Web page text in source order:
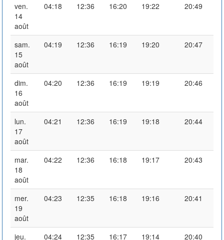
ven.
14
août
04:18 12:36 16:20 19:22 20:49
sam.
15
août
04:19 12:36 16:19 19:20 20:47
dim.
16
août
04:20 12:36 16:19 19:19 20:46
lun.
17
août
04:21 12:36 16:19 19:18 20:44
mar.
18
août
04:22 12:36 16:18 19:17 20:43
mer.
19
août
04:23 12:35 16:18 19:16 20:41
jeu. 04:24 12:35 16:17 19:14 20:40